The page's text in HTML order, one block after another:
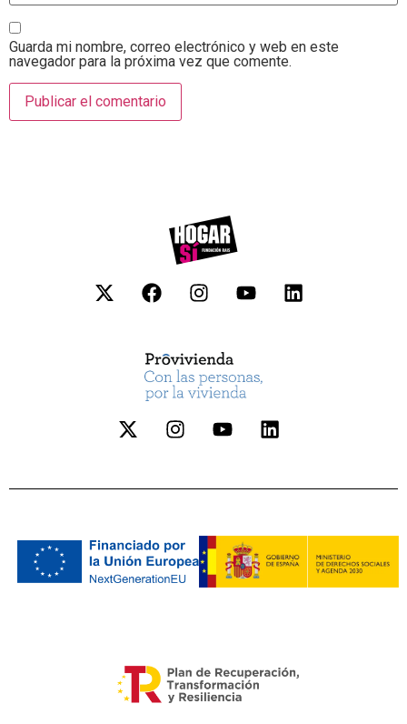
Guarda mi nombre, correo electrónico y web en este
navegador para la próxima vez que comente.